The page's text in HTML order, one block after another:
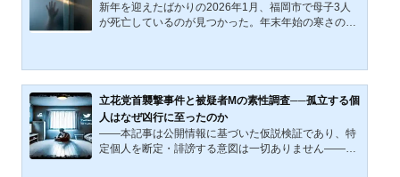
新年を迎えたばかりの2026年1月、福岡市で母子3人
が死亡しているのが見つかった。年末年始の寒さの中
か。事件発覚後、SNS上では「生活保護の申請を却下
されたことが原因で心中に至った」といった趣旨の情
報が急速に拡散した。しかし福岡市は、これらの情報
について事実ではないと否定し、2026年1月13日、市
の公式ホームページおよび公式X（旧Twitter）アカウ
ント等を通じて、当該投稿に関する発信者情報の開示
立花党首襲撃事件と被疑者Mの素性調査──孤立する個
人はなぜ凶行に至ったのか
――本記事は公開情報に基づいた仮説検証であり、特
定個人を断定・誹謗する意図は一切ありません――現